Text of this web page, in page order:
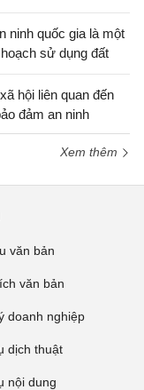
ninh quốc gia là một
sử dụng đất
hội liên quan đến
đảm an ninh
Xem thêm
văn bản
văn bản
doanh nghiệp
dịch thuật
nội dung